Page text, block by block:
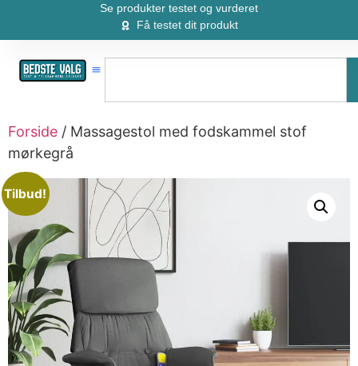
Se produkter testet og vurderet
Få testet dit produkt
Forside / Massagestol med fodskammel stof
mørkegrå
Tilbud!